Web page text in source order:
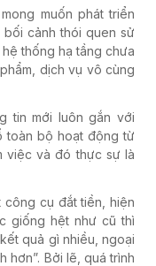
muốn phát triển
bối cảnh thói quen sử
thống hạ tầng chưa
dịch vụ vô cùng
tin mới luôn gắn với
toàn bộ hoạt động từ
việc và đó thực sự là
công cụ đắt tiền, hiện
giống hệt như cũ thì
quả gì nhiều, ngoại
hơn”. Bởi lẽ, quá trình